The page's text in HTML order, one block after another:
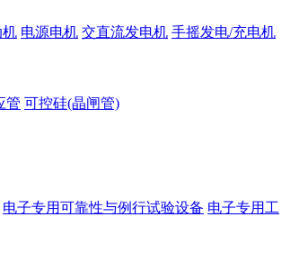
机 电源电机 交直流发电机 手摇发电/充电机
管 可控硅(晶闸管)
电子专用可靠性与例行试验设备 电子专用工